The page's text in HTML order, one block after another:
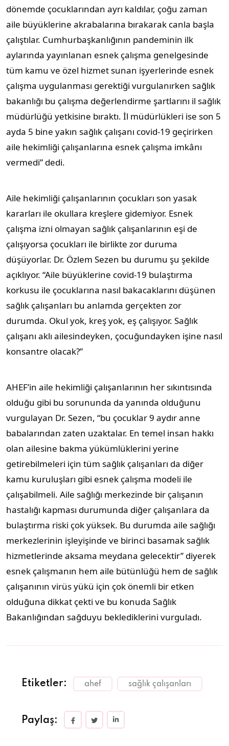
dönemde çocuklarından ayrı kaldılar, çoğu zaman
aile büyüklerine akrabalarına bırakarak canla başla
çalıştılar. Cumhurbaşkanlığının pandeminin ilk
aylarında yayınlanan esnek çalışma genelgesinde
tüm kamu ve özel hizmet sunan işyerlerinde esnek
çalışma uygulanması gerektiği vurgulanırken sağlık
bakanlığı bu çalışma değerlendirme şartlarını il sağlık
müdürlüğü yetkisine bıraktı. İl müdürlükleri ise son 5
ayda 5 bine yakın sağlık çalışanı covid-19 geçirirken
aile hekimliği çalışanlarına esnek çalışma imkânı
vermedi” dedi.
Aile hekimliği çalışanlarının çocukları son yasak
kararları ile okullara kreşlere gidemiyor. Esnek
çalışma izni olmayan sağlık çalışanlarının eşi de
çalışıyorsa çocukları ile birlikte zor duruma
düşüyorlar. Dr. Özlem Sezen bu durumu şu şekilde
açıklıyor. “Aile büyüklerine covid-19 bulaştırma
korkusu ile çocuklarına nasıl bakacaklarını düşünen
sağlık çalışanları bu anlamda gerçekten zor
durumda. Okul yok, kreş yok, eş çalışıyor. Sağlık
çalışanı aklı ailesindeyken, çocuğundayken işine nasıl
konsantre olacak?”
AHEF’in aile hekimliği çalışanlarının her sıkıntısında
olduğu gibi bu sorununda da yanında olduğunu
vurgulayan Dr. Sezen, “bu çocuklar 9 aydır anne
babalarından zaten uzaktalar. En temel insan hakkı
olan ailesine bakma yükümlüklerini yerine
getirebilmeleri için tüm sağlık çalışanları da diğer
kamu kuruluşları gibi esnek çalışma modeli ile
çalışabilmeli. Aile sağlığı merkezinde bir çalışanın
hastalığı kapması durumunda diğer çalışanlara da
bulaştırma riski çok yüksek. Bu durumda aile sağlığı
merkezlerinin işleyişinde ve birinci basamak sağlık
hizmetlerinde aksama meydana gelecektir” diyerek
esnek çalışmanın hem aile bütünlüğü hem de sağlık
çalışanının virüs yükü için çok önemli bir etken
olduğuna dikkat çekti ve bu konuda Sağlık
Bakanlığından sağduyu beklediklerini vurguladı.
Etiketler: ahef sağlık çalışanları
Paylaş: